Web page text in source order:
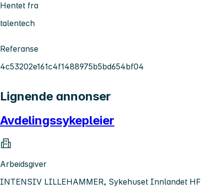
Hentet fra
talentech
Referanse
4c53202e161c4f1488975b5bd654bf04
Lignende annonser
Avdelingssykepleier
Arbeidsgiver
INTENSIV LILLEHAMMER, Sykehuset Innlandet HF